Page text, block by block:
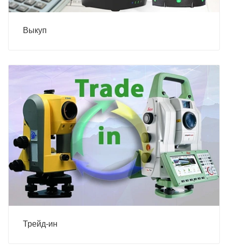
Выкуп
Трейд-ин